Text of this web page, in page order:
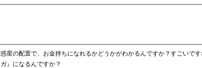
惑星の配置で、お金持ちになれるかどうかがわかるんですか？すごいで
ガ』になるんですか？